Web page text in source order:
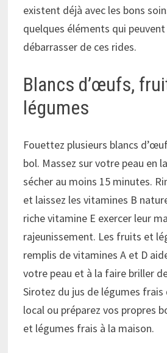
existent déjà avec les bons
quelques éléments qui
débarrasser de ces rides.
Blancs d’œufs,
légumes
Fouettez plusieurs blancs
bol. Massez sur votre peau en
sécher au moins 15 minutes.
et laissez les vitamines B
riche vitamine E exercer leur
rajeunissement. Les fruits et
remplis de vitamines A et D
votre peau et à la faire briller
Sirotez du jus de légumes frais
local ou préparez vos propres
et légumes frais à la maison.